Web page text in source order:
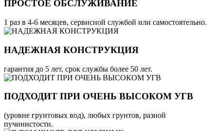
ПРОСТОЕ ОБСЛУЖИВАНИЕ
1 раз в 4-6 месяцев, сервисной службой или самостоятельно.
НАДЕЖНАЯ КОНСТРУКЦИЯ
гарантия до 5 лет, срок службы более 50 лет.
ПОДХОДИТ ПРИ ОЧЕНЬ ВЫСОКОМ УГВ
(уровне грунтовых вод), любых грунтов, разной
пучинистости.